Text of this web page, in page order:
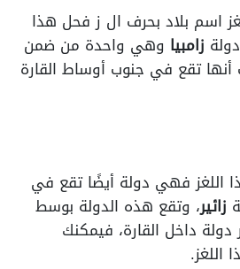
اسم بلاد بحرف ال ز فحل هذا
زامبيا وهي واحدة من ضمن
أنها تقع في جنوب أوساط القارة
اللغز فهي دولة أيضًا تقع في
زائير، وتقع هذه الدولة بوسط
دولة داخل القارة، فيمكنك
اللغز.